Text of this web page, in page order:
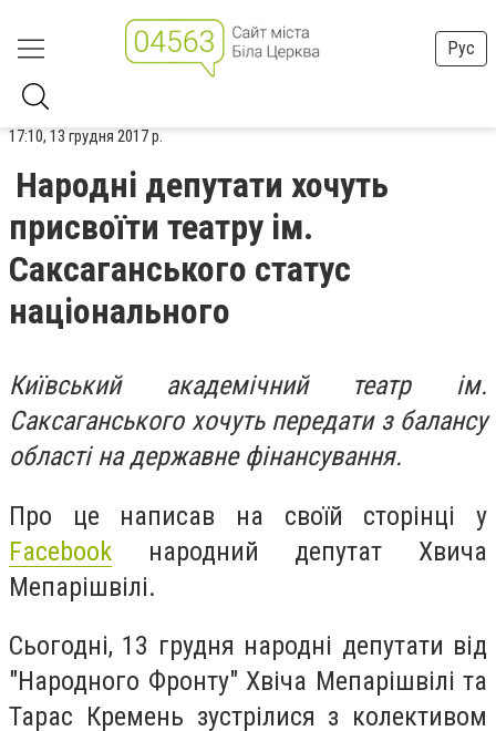
Рус
17:10, 13 грудня 2017 р.
Народні депутати хочуть
присвоїти театру ім.
Саксаганського статус
національного
Київський академічний театр ім.
Саксаганського хочуть передати з балансу
області на державне фінансування.
Про це написав на своїй сторінці у
Facebook народний депутат Хвича
Мепарішвілі.
Сьогодні, 13 грудня народні депутати від
"Народного Фронту" Хвіча Мепарішвілі та
Тарас Кремень зустрілися з колективом